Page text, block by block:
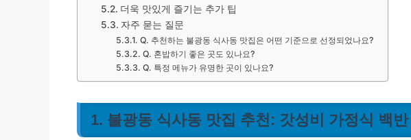
더욱 맛있게 즐기는 추가 팁
자주 묻는 질문
Q. 추천하는 불광동 식사동 맛집은 어떤 기준으로 선정되었나요?
Q. 혼밥하기 좋은 곳도 있나요?
Q. 특정 메뉴가 유명한 곳이 있나요?
1. 불광동 식사동 맛집 추천: 갓성비 가정식 백